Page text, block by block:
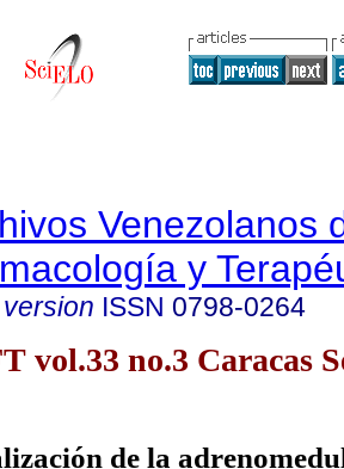
Venezolanos
y
ISSN 0798-0264
vol.33 no.3 Caracas
de la